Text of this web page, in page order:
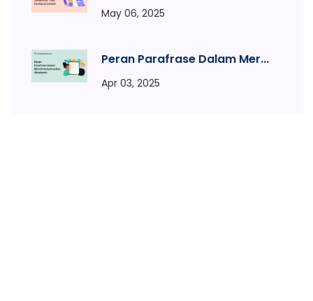
May 06, 2025
Peran Parafrase Dalam Mer...
Apr 03, 2025